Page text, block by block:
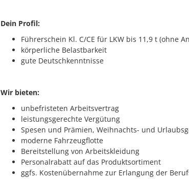
Dein Profil:
Führerschein Kl. C/CE für LKW bis 11,9 t (ohne
körperliche Belastbarkeit
gute Deutschkenntnisse
Wir bieten:
unbefristeten Arbeitsvertrag
leistungsgerechte Vergütung
Spesen und Prämien, Weihnachts- und
moderne Fahrzeugflotte
Bereitstellung von Arbeitskleidung
Personalrabatt auf das Produktsortiment
ggfs. Kostenübernahme zur Erlangung der